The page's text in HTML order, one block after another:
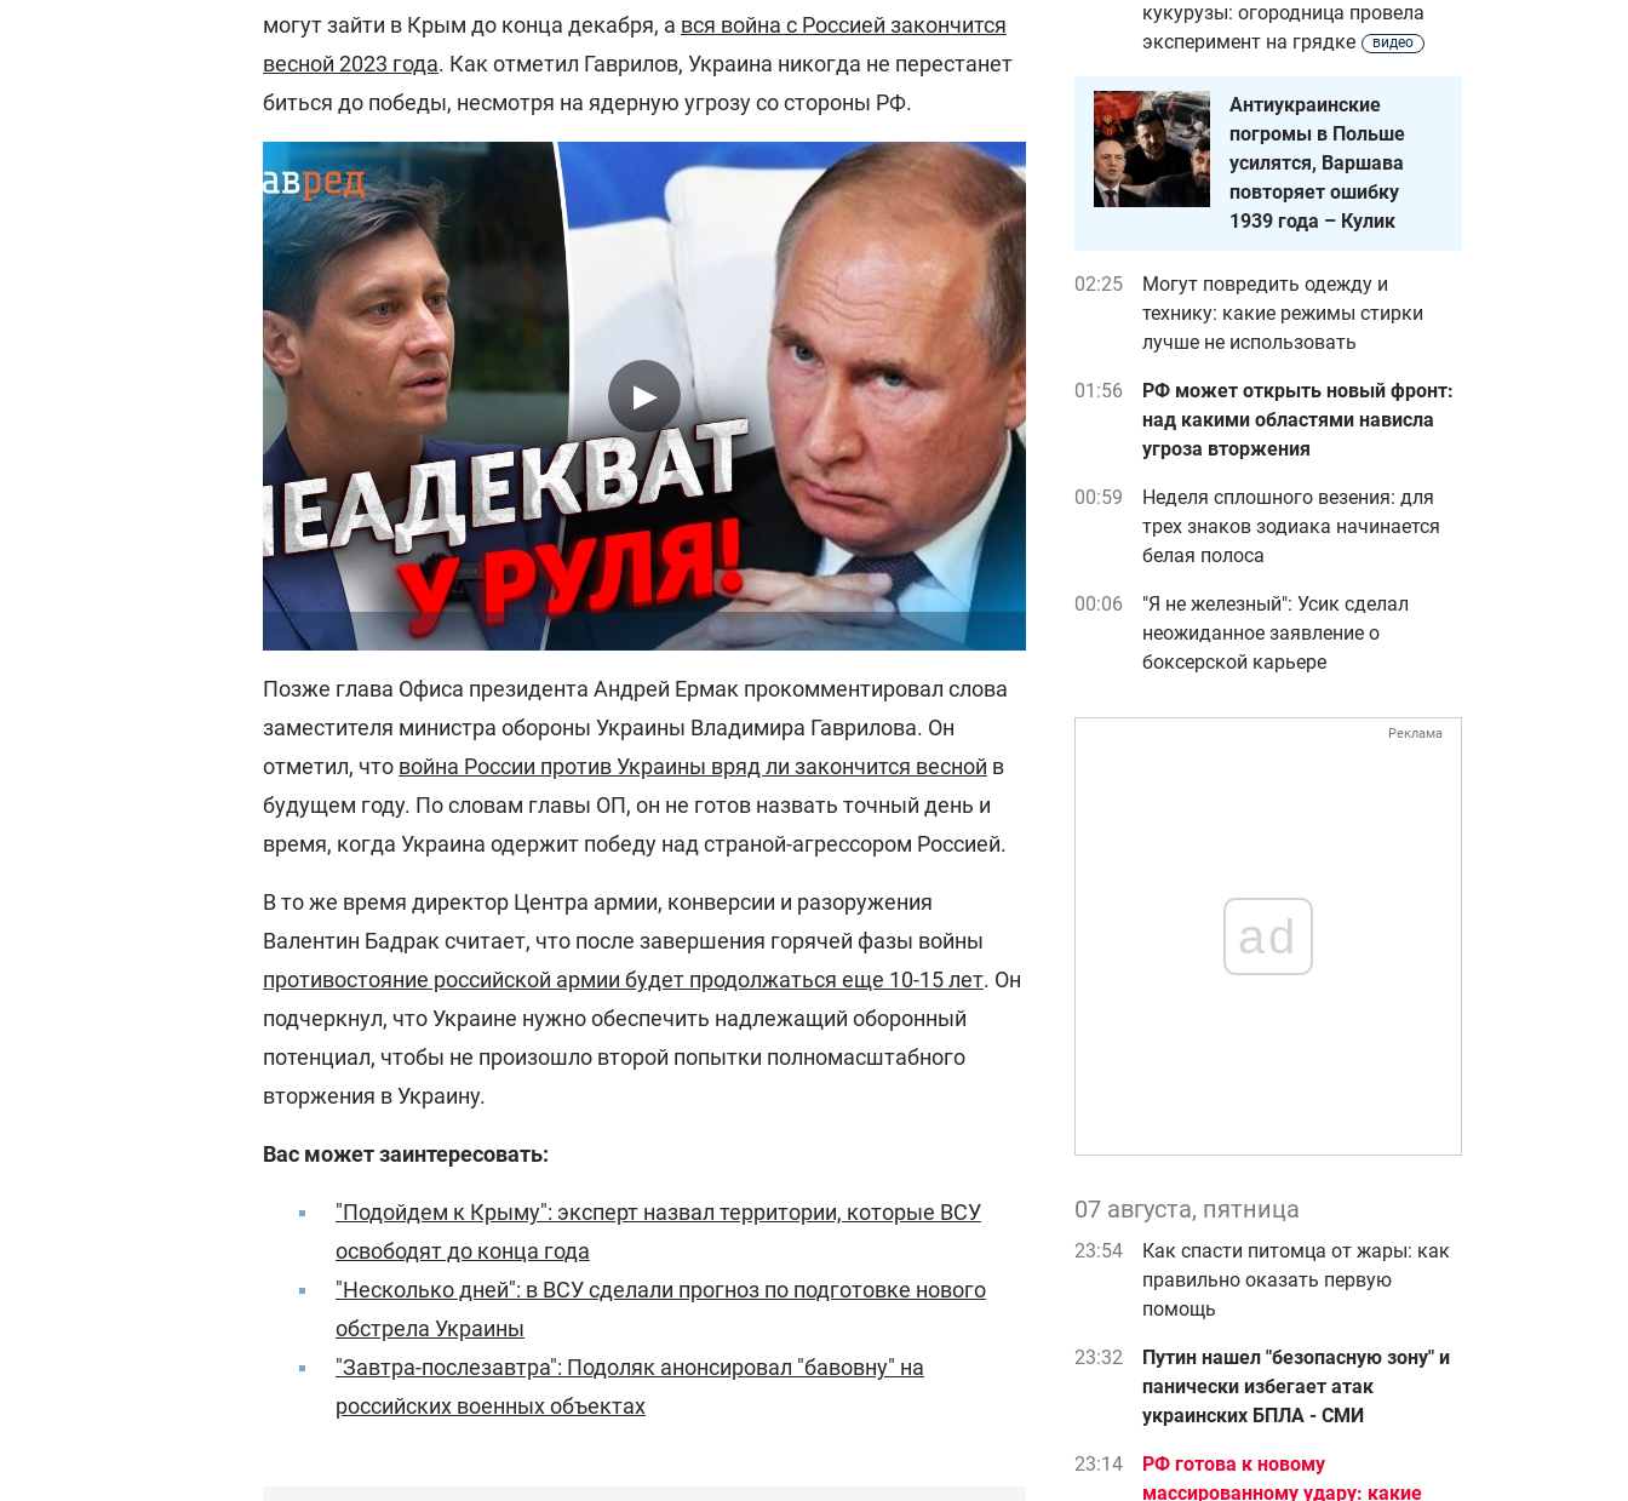
могут зайти в Крым до конца декабря, а вся война с Россией закончится
весной 2023 года. Как отметил Гаврилов, Украина никогда не перестанет
биться до победы, несмотря на ядерную угрозу со стороны РФ.
Позже глава Офиса президента Андрей Ермак прокомментировал слова
заместителя министра обороны Украины Владимира Гаврилова. Он
отметил, что война России против Украины вряд ли закончится весной в
будущем году. По словам главы ОП, он не готов назвать точный день и
время, когда Украина одержит победу над страной-агрессором Россией.
В то же время директор Центра армии, конверсии и разоружения
Валентин Бадрак считает, что после завершения горячей фазы войны
противостояние российской армии будет продолжаться еще 10-15 лет. Он
подчеркнул, что Украине нужно обеспечить надлежащий оборонный
потенциал, чтобы не произошло второй попытки полномасштабного
вторжения в Украину.
Вас может заинтересовать:
"Подойдем к Крыму": эксперт назвал территории, которые ВСУ
освободят до конца года
"Несколько дней": в ВСУ сделали прогноз по подготовке нового
обстрела Украины
"Завтра-послезавтра": Подоляк анонсировал "бавовну" на
российских военных объектах
кукурузы: огородница провела
эксперимент на грядке
видео
Антиукраинские
погромы в Польше
усилятся, Варшава
повторяет ошибку
1939 года – Кулик
02:25
Могут повредить одежду и
технику: какие режимы стирки
лучше не использовать
01:56
РФ может открыть новый фронт:
над какими областями нависла
угроза вторжения
00:59
Неделя сплошного везения: для
трех знаков зодиака начинается
белая полоса
00:06
"Я не железный": Усик сделал
неожиданное заявление о
боксерской карьере
Реклама
ad
07 августа, пятница
23:54
Как спасти питомца от жары: как
правильно оказать первую
помощь
23:32
Путин нашел "безопасную зону" и
панически избегает атак
украинских БПЛА - СМИ
23:14
РФ готова к новому
массированному удару: какие